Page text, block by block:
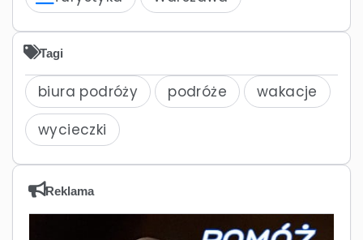
Tagi
biura podróży podróże
wakacje
wycieczki
Reklama